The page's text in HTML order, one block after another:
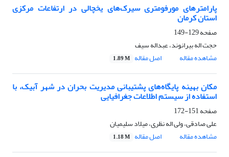
پارامترهای مورفومتری سیرک‌های یخچالی در ارتفاعات مرکزی
استان کرمان
صفحه129-149
حجت اله بیرانوند، عبداله سیف
مشاهده مقاله
اصل مقاله 1.89 M
مکان‌ بهینه پایگاه‌های پشتیبانی مدیریت بحران در شهر آبیک، با
استفاده از سیستم اطلاعات جغرافیایی
صفحه151-172
علی صادقی، ولی اله نظری، میلاد سلیمیان
مشاهده مقاله
اصل مقاله 1.18 M